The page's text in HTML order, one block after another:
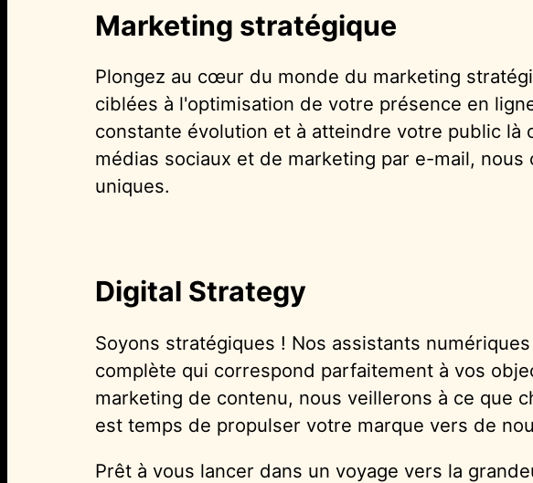
Marketing stratégique
Plongez au cœur du monde du marketing
ciblées à l'optimisation de votre présence en
constante évolution et à atteindre votre public là
médias sociaux et de marketing par e-mail,
uniques.
Digital Strategy
Soyons stratégiques ! Nos assistants
complète qui correspond parfaitement à vos
marketing de contenu, nous veillerons à ce que
est temps de propulser votre marque vers de
Prêt à vous lancer dans un voyage vers la